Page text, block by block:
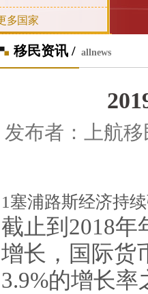
多国家
移民资讯 / allnews
发布者：上航
1塞浦路斯经济持
截止到2018年
增长，国际货
3.9%的增长率